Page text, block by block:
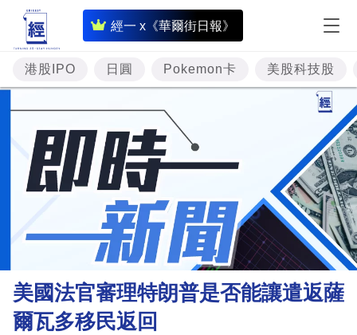
經一 x《華爾街日報》
即
時
財
經
專
題
投
資
樓
市
財
商
港股IPO 日圓 Pokemon卡 美股科技股
美國法官審理特朗普是否能讓遣返薩
爾瓦多移民返回